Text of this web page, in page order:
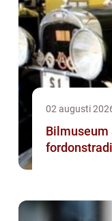
02 augusti
Bilmuseum